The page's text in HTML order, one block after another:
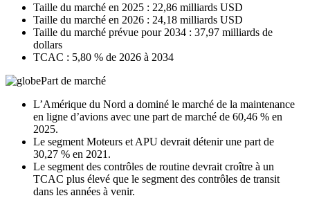
Taille du marché en 2025 : 22,86 milliards USD
Taille du marché en 2026 : 24,18 milliards USD
Taille du marché prévue pour 2034 : 37,97 milliards de
dollars
TCAC : 5,80 % de 2026 à 2034
Part de marché
L’Amérique du Nord a dominé le marché de la maintenance
en ligne d’avions avec une part de marché de 60,46 % en
2025.
Le segment Moteurs et APU devrait détenir une part de
30,27 % en 2021.
Le segment des contrôles de routine devrait croître à un
TCAC plus élevé que le segment des contrôles de transit
dans les années à venir.